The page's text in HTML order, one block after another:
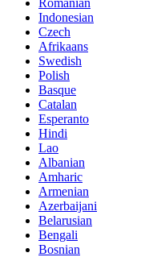
Romanian
Indonesian
Czech
Afrikaans
Swedish
Polish
Basque
Catalan
Esperanto
Hindi
Lao
Albanian
Amharic
Armenian
Azerbaijani
Belarusian
Bengali
Bosnian